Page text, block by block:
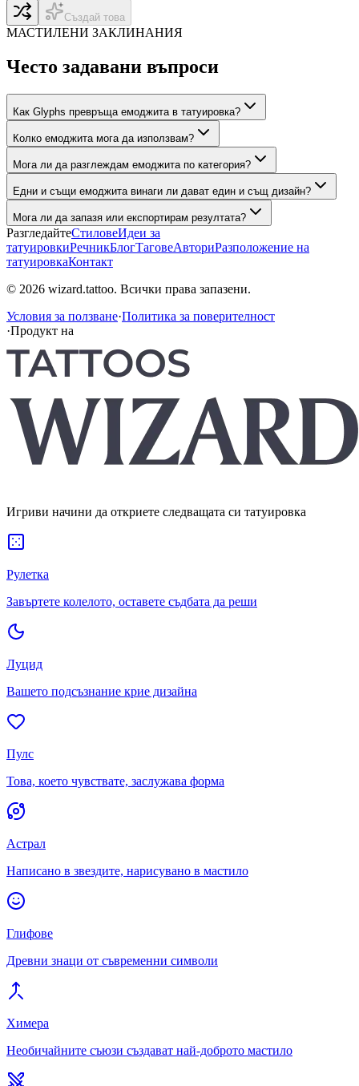
Създай това
МАСТИЛЕНИ ЗАКЛИНАНИЯ
Често задавани въпроси
Как Glyphs превръща емоджита в татуировка?
Колко емоджита мога да използвам?
Мога ли да разглеждам емоджита по категория?
Едни и същи емоджита винаги ли дават един и същ дизайн?
Мога ли да запазя или експортирам резултата?
РазгледайтеСтиловеИдеи за
татуировкиРечникБлогТаговеАвториРазположение на
татуировкаКонтакт
© 2026 wizard.tattoo. Всички права запазени.
Условия за ползване·Политика за поверителност
·Продукт на
Игриви начини да откриете следващата си татуировка
Рулетка
Завъртете колелото, оставете съдбата да реши
Луцид
Вашето подсъзнание крие дизайна
Пулс
Това, което чувствате, заслужава форма
Астрал
Написано в звездите, нарисувано в мастило
Глифове
Древни знаци от съвременни символи
Химера
Необичайните съюзи създават най-доброто мастило